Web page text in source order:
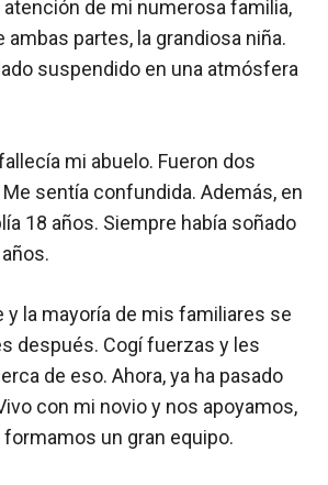
atención de mi numerosa familia,
ambas partes, la grandiosa niña.
suspendido en una atmósfera
mi abuelo. Fueron dos
sentía confundida. Además, en
18 años. Siempre había soñado
y la mayoría de mis familiares se
después. Cogí fuerzas y les
de eso. Ahora, ya ha pasado
con mi novio y nos apoyamos,
un gran equipo.